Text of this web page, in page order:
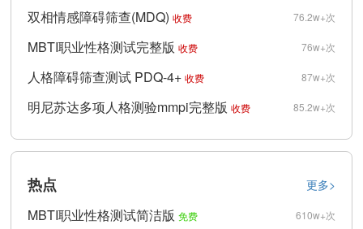
76.2w+次
双相情感障碍筛查(MDQ) 收费
76w+次
MBTI职业性格测试完整版 收费
87w+次
人格障碍筛查测试 PDQ-4+ 收费
85.2w+次
明尼苏达多项人格测验mmpi完整版 收费
更多>
热点
610w+次
MBTI职业性格测试简洁版 免费